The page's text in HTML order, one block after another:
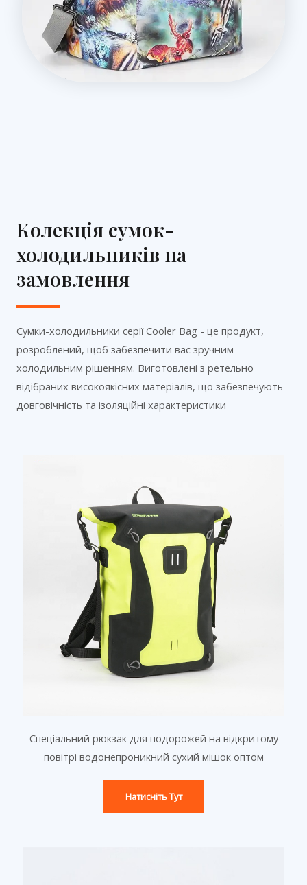
Колекція сумок-
холодильників на
замовлення
Сумки-холодильники серії Cooler Bag - це продукт,
розроблений, щоб забезпечити вас зручним
холодильним рішенням. Виготовлені з ретельно
відібраних високоякісних матеріалів, що забезпечують
довговічність та ізоляційні характеристики
Спеціальний рюкзак для подорожей на відкритому
повітрі водонепроникний сухий мішок оптом
Натисніть Тут
о
р
і
а
р
і
н
р
і
н